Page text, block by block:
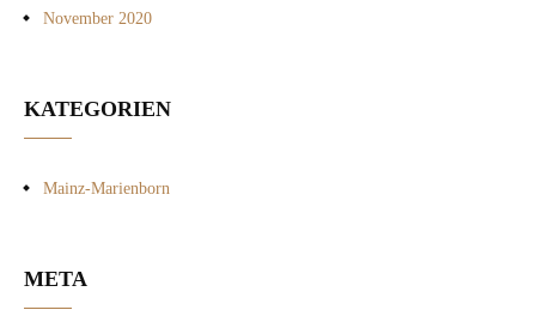
November 2020
KATEGORIEN
Mainz-Marienborn
META